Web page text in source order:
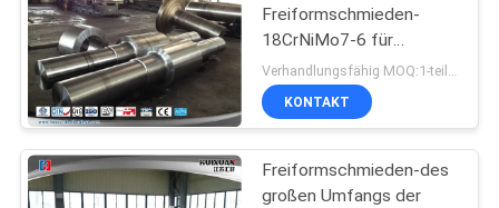
SITEMAP
PRIVACY
POLICY
Freiformschmieden-
18CrNiMo7-6 für
Minenmaschiene 8000T
KONTAKT
Freiformschmieden-des
großen Umfangs der